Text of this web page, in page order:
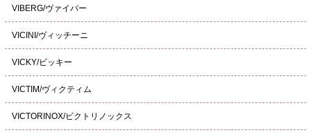
VIBERG/ヴァイバー
VICINI/ヴィッチーニ
VICKY/ビッキー
VICTIM/ヴィクティム
VICTORINOX/ビクトリノックス